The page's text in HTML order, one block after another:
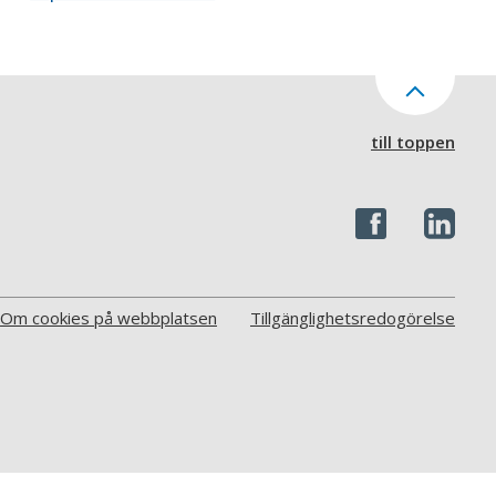
till toppen
Om cookies på webbplatsen Tillgänglighetsredogörelse